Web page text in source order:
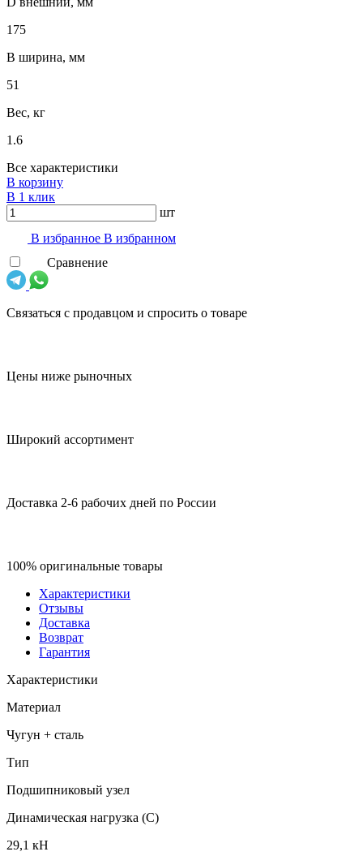
175
B ширина, мм
51
Вес, кг
1.6
Все характеристики
В корзину
В 1 клик
шт
В избранноe В избранном
Сравнение
Связаться с продавцом и спросить о товаре
Цены ниже рыночных
Широкий ассортимент
Доставка 2-6 рабочих дней по России
100% оригинальные товары
Характеристики
Отзывы
Доставка
Возврат
Гарантия
Характеристики
Материал
Чугун + сталь
Тип
Подшипниковый узел
Динамическая нагрузка (C)
29,1 кН